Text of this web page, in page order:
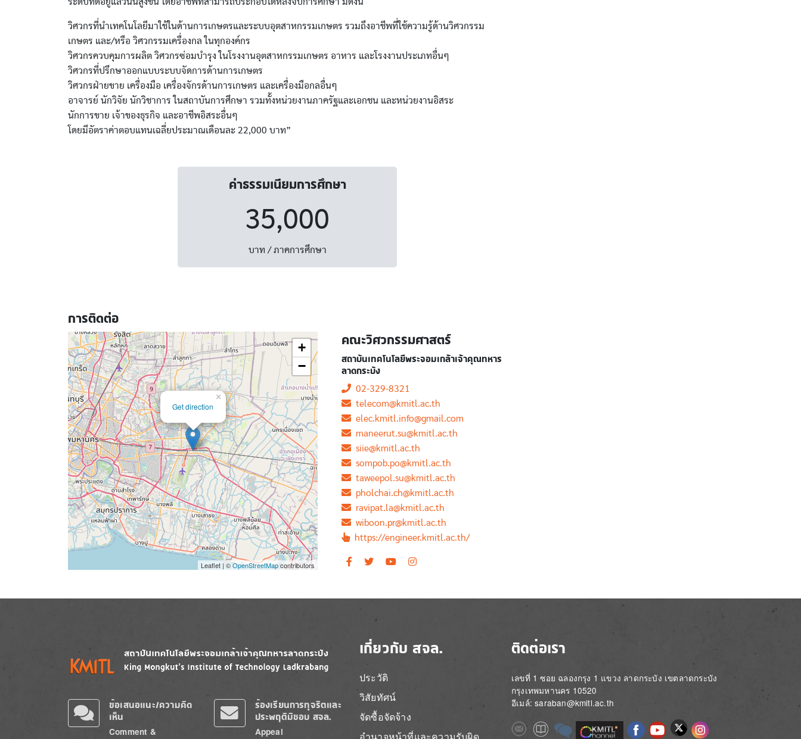
ระดับที่ดีอยู่แล้วนั้นสูงขึ้น โดยอาชีพที่สามารถประกอบได้หลังจบการศึกษา มีดังนี้
วิศวกรที่นำเทคโนโลยีมาใช้ในด้านการเกษตรและระบบอุตสาหกรรมเกษตร รวมถึงอาชีพที่ใช้ความรู้ด้านวิศวกรรม
เกษตร และ/หรือ วิศวกรรมเครื่องกล ในทุกองค์กร
วิศวกรควบคุมการผลิต วิศวกรซ่อมบำรุง ในโรงงานอุตสาหกรรมเกษตร อาหาร และโรงงานประเภทอื่นๆ
วิศวกรที่ปรึกษาออกแบบระบบจัดการด้านการเกษตร
วิศวกรฝ่ายขาย เครื่องมือ เครื่องจักรด้านการเกษตร และเครื่องมือกลอื่นๆ
อาจารย์ นักวิจัย นักวิชาการ ในสถาบันการศึกษา รวมทั้งหน่วยงานภาครัฐและเอกชน และหน่วยงานอิสระ
นักการขาย เจ้าของธุรกิจ และอาชีพอิสระอื่นๆ
โดยมีอัตราค่าตอบแทนเฉลี่ยประมาณเดือนละ 22,000 บาท”
ค่าธรรมเนียมการศึกษา
35,000
บาท / ภาคการศึกษา
การติดต่อ
Get direction
×
+
−
Leaflet | ©OpenStreetMapcontributors
คณะวิศวกรรมศาสตร์
สถาบันเทคโนโลยีพระจอมเกล้าเจ้าคุณทหาร
ลาดกระบัง
02-329-8321
telecom@kmitl.ac.th
elec.kmitl.info@gmail.com
maneerut.su@kmitl.ac.th
siie@kmitl.ac.th
sompob.po@kmitl.ac.th
taweepol.su@kmitl.ac.th
pholchai.ch@kmitl.ac.th
ravipat.la@kmitl.ac.th
wiboon.pr@kmitl.ac.th
https://engineer.kmitl.ac.th/
Image Image
ข้อเสนอแนะ/ความคิด
เห็น
Comment &
ร้องเรียนการทุจริตและ
ประพฤติมิชอบ สจล.
Appeal
เกี่ยวกับ สจล.
ประวัติ
วิสัยทัศน์
จัดซื้อจัดจ้าง
ติดต่อเรา
เลขที่ 1 ซอย ฉลองกรุง 1 แขวง ลาดกระบัง เขตลาดกระบัง
กรุงเทพมหานคร 10520
อีเมล์: saraban@kmitl.ac.th
ImageImageImage Image ImageImageImageImage